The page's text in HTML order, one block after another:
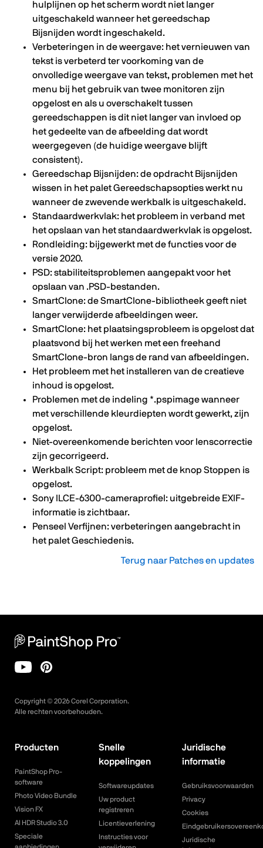
hulplijnen op het scherm wordt niet langer
uitgeschakeld wanneer het gereedschap
Bijsnijden wordt ingeschakeld.
Verbeteringen in de weergave: het vernieuwen van
tekst is verbeterd ter voorkoming van de
onvolledige weergave van tekst, problemen met het
menu bij het gebruik van twee monitoren zijn
opgelost en als u overschakelt tussen
gereedschappen is dit niet langer van invloed op
het gedeelte van de afbeelding dat wordt
weergegeven (de huidige weergave blijft
consistent).
Gereedschap Bijsnijden: de opdracht Bijsnijden
wissen in het palet Gereedschapsopties werkt nu
wanneer de zwevende werkbalk is uitgeschakeld.
Standaardwerkvlak: het probleem in verband met
het opslaan van het standaardwerkvlak is opgelost.
Rondleiding: bijgewerkt met de functies voor de
versie 2020.
PSD: stabiliteitsproblemen aangepakt voor het
opslaan van .PSD-bestanden.
SmartClone: de SmartClone-bibliotheek geeft niet
langer verwijderde afbeeldingen weer.
SmartClone: het plaatsingsprobleem is opgelost dat
plaatsvond bij het werken met een freehand
SmartClone-bron langs de rand van afbeeldingen.
Het probleem met het installeren van de creatieve
inhoud is opgelost.
Problemen met de indeling *.pspimage wanneer
met verschillende kleurdiepten wordt gewerkt, zijn
opgelost.
Niet-overeenkomende berichten voor lenscorrectie
zijn gecorrigeerd.
Werkbalk Script: probleem met de knop Stoppen is
opgelost.
Sony ILCE-6300-cameraprofiel: uitgebreide EXIF-
informatie is zichtbaar.
Penseel Verfijnen: verbeteringen aangebracht in
het palet Geschiedenis.
Terug naar Patches en updates
Copyright © 2026Corel Corporation.
Alle rechten voorbehouden.
Producten
PaintShop Pro-
software
Photo Video Bundle
Vision FX
AI HDR Studio 3.0
Speciale
Snelle
koppelingen
Softwareupdates
Uw product
registreren
Licentieverlening
Instructies voor
Juridische
informatie
Gebruiksvoorwaarden
Privacy
Cookies
Juridische